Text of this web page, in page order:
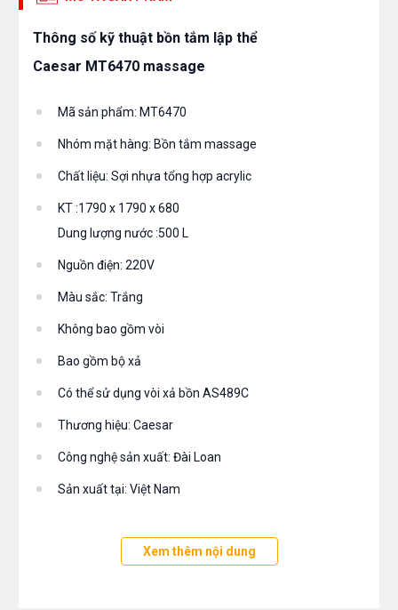
Thông số kỹ thuật bồn tắm lập thể
Caesar MT6470 massage
Mã sản phẩm: MT6470
Nhóm mặt hàng: Bồn tắm massage
Chất liệu: Sợi nhựa tổng hợp acrylic
KT :1790 x 1790 x 680
Dung lượng nước :500 L
Nguồn điện: 220V
Màu sắc: Trắng
Không bao gồm vòi
Bao gồm bộ xả
Có thể sử dụng vòi xả bồn AS489C
Thương hiệu: Caesar
Công nghệ sản xuất: Đài Loan
Sản xuất tại: Việt Nam
Bản vẽ bồn tắm chân yếm massage MT6470
Xem thêm nội dung